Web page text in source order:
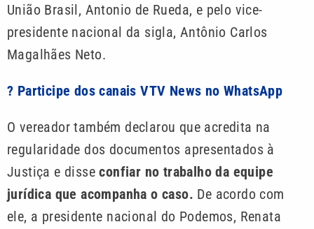
União Brasil, Antonio de Rueda, e pelo vice-
presidente nacional da sigla, Antônio Carlos
Magalhães Neto.
? Participe dos canais VTV News no WhatsApp
O vereador também declarou que acredita na
regularidade dos documentos apresentados à
Justiça e disseconfiar no trabalho da equipe
jurídica que acompanha o caso. De acordo com
ele, a presidente nacional do Podemos, Renata